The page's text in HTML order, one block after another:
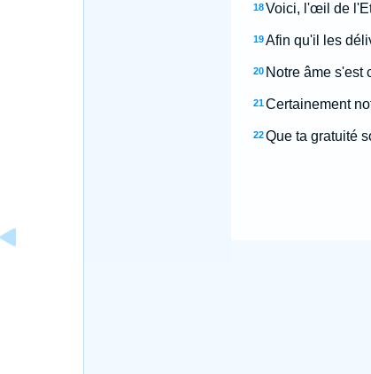
18 Voici, l'œil de
19 Afin qu'il les
20 Notre âme s'est
21 Certainement
22 Que ta gratuité